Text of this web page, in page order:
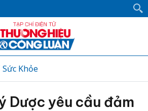
Sức Khỏe
Dược yêu cầu đảm